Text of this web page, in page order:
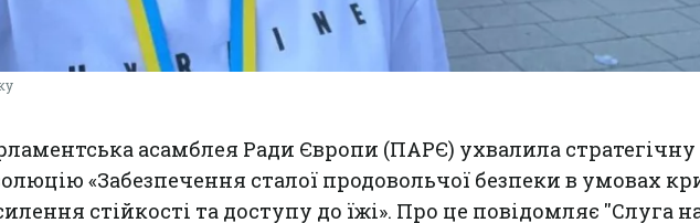
асамблея Ради Європи (ПАРЄ) ухвалила стратегічну
«Забезпечення сталої продовольчої безпеки в умовах
стійкості та доступу до їжі». Про це повідомляє ''Слуга